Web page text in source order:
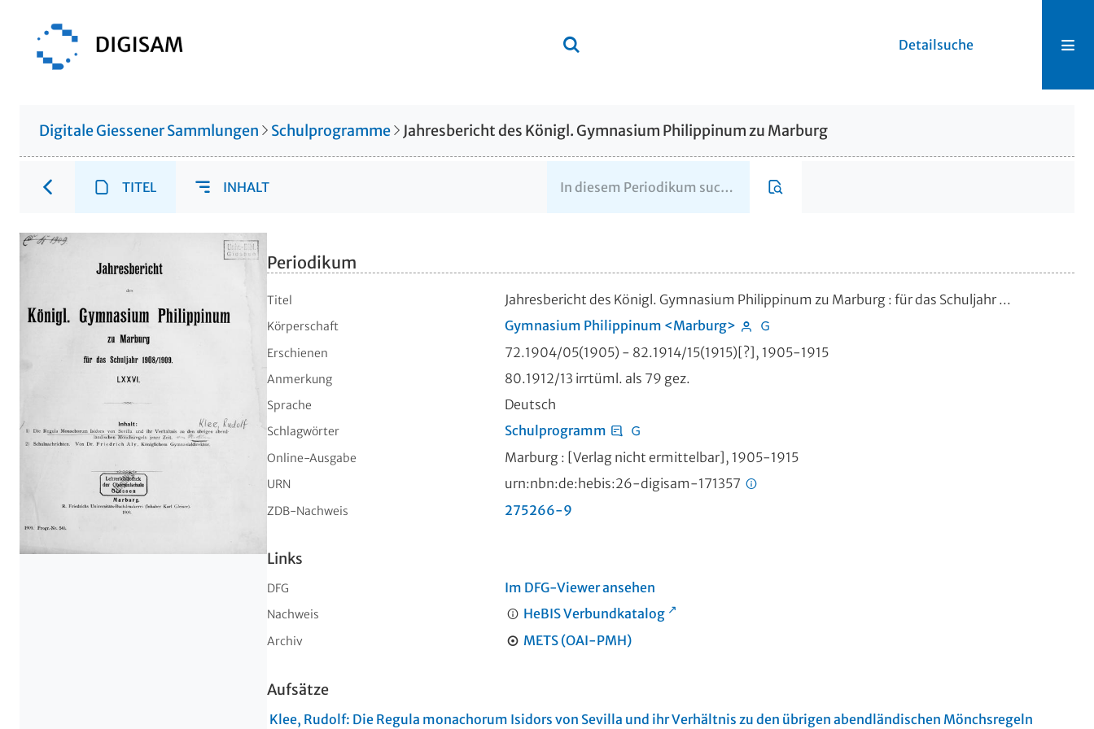
Detailsuche
Digitale Giessener Sammlungen Schulprogramme Jahresbericht des Königl. Gymnasium Philippinum zu Marburg
TITEL INHALT
Periodikum
Titel Jahresbericht des Königl. Gymnasium Philippinum zu Marburg : für das Schuljahr ...
Körperschaft Gymnasium Philippinum <Marburg>
Erschienen 72.1904/05(1905) - 82.1914/15(1915)[?], 1905-1915
Anmerkung 80.1912/13 irrtüml. als 79 gez.
Sprache Deutsch
Schlagwörter Schulprogramm
Online-Ausgabe Marburg : [Verlag nicht ermittelbar], 1905-1915
URN urn:nbn:de:hebis:26-digisam-171357
ZDB-Nachweis 275266-9
Links
DFG Im DFG-Viewer ansehen
Nachweis HeBIS Verbundkatalog
Archiv METS (OAI-PMH)
Aufsätze
Klee, Rudolf: Die Regula monachorum Isidors von Sevilla und ihr Verhältnis zu den übrigen abendländischen Mönchsregeln